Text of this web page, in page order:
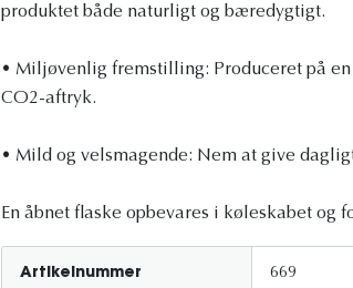
produktet både naturligt og bæredygtigt.
• Miljøvenlig fremstilling: Produceret på
CO2-aftryk.
• Mild og velsmagende: Nem at give
En åbnet flaske opbevares i køleskabet og
Artikelnummer 669